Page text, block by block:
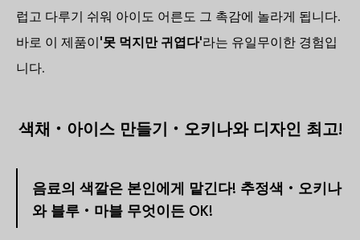
럽고 다루기 쉬워 아이도 어른도 그 촉감에 놀라게 됩니다.
바로 이 제품이'못 먹지만 귀엽다'라는 유일무이한 경험입
니다.
색채・아이스 만들기・오키나와 디자인 최고!
음료의 색깔은 본인에게 맡긴다! 추정색・오키나
와 블루・마블 무엇이든 OK!